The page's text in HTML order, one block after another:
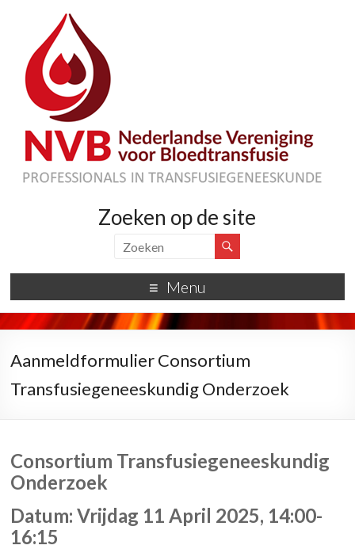
Zoeken op de site
Menu
Aanmeldformulier Consortium
Transfusiegeneeskundig Onderzoek
Consortium Transfusiegeneeskundig
Onderzoek
Datum: Vrijdag 11 April 2025, 14:00-
16:15